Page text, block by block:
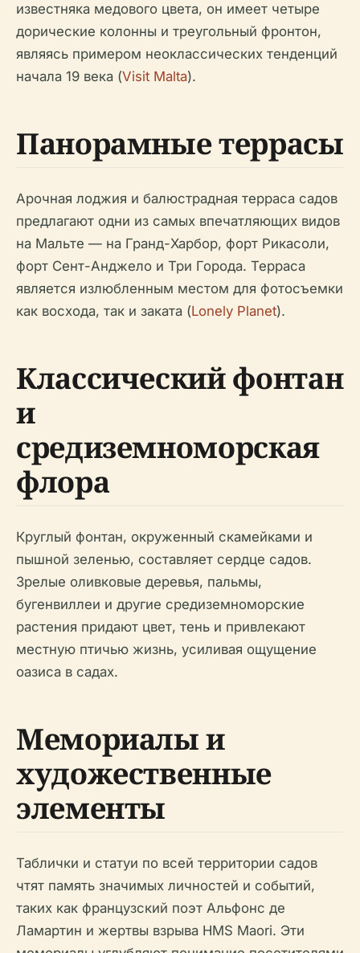
известняка медового цвета, он имеет четыре
дорические колонны и треугольный фронтон,
являясь примером неоклассических тенденций
начала 19 века (Visit Malta).
Панорамные террасы
Арочная лоджия и балюстрадная терраса садов
предлагают одни из самых впечатляющих видов
на Мальте — на Гранд-Харбор, форт Рикасоли,
форт Сент-Анджело и Три Города. Терраса
является излюбленным местом для фотосъемки
как восхода, так и заката (Lonely Planet).
Классический фонтан
и
средиземноморская
флора
Круглый фонтан, окруженный скамейками и
пышной зеленью, составляет сердце садов.
Зрелые оливковые деревья, пальмы,
бугенвиллеи и другие средиземноморские
растения придают цвет, тень и привлекают
местную птичью жизнь, усиливая ощущение
оазиса в садах.
Мемориалы и
художественные
элементы
Таблички и статуи по всей территории садов
чтят память значимых личностей и событий,
таких как французский поэт Альфонс де
Ламартин и жертвы взрыва HMS Maori. Эти